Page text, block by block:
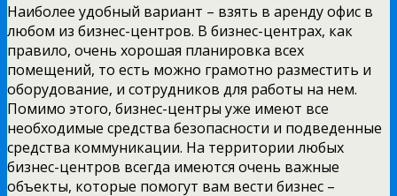
Наиболее удобный вариант – взять в аренду офис в
любом из бизнес-центров. В бизнес-центрах, как
правило, очень хорошая планировка всех
помещений, то есть можно грамотно разместить и
оборудование, и сотрудников для работы на нем.
Помимо этого, бизнес-центры уже имеют все
необходимые средства безопасности и подведенные
средства коммуникации. На территории любых
бизнес-центров всегда имеются очень важные
объекты, которые помогут вам вести бизнес –